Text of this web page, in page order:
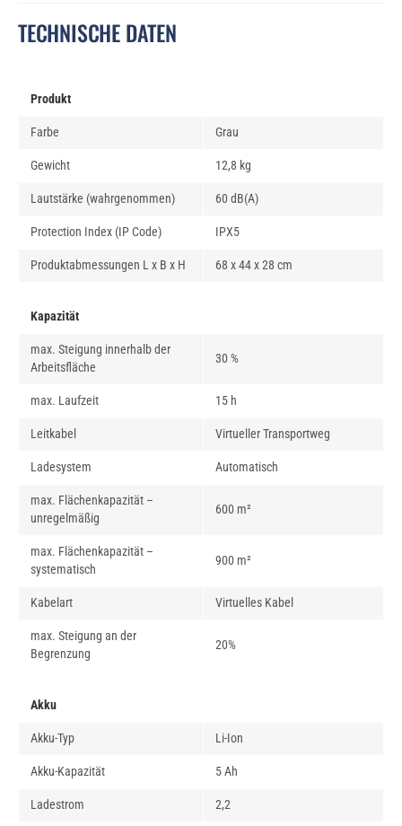
TECHNISCHE DATEN
Produkt
Farbe Grau
Gewicht 12,8 kg
Lautstärke (wahrgenommen) 60 dB(A)
Protection Index (IP Code) IPX5
Produktabmessungen L x B x H 68 x 44 x 28 cm
Kapazität
max. Steigung innerhalb der
Arbeitsfläche
30 %
max. Laufzeit 15 h
Leitkabel Virtueller Transportweg
Ladesystem Automatisch
max. Flächenkapazität –
unregelmäßig
600 m²
max. Flächenkapazität –
systematisch
900 m²
Kabelart Virtuelles Kabel
max. Steigung an der
Begrenzung
20%
Akku
Akku-Typ Li-Ion
Akku-Kapazität 5 Ah
Ladestrom 2,2